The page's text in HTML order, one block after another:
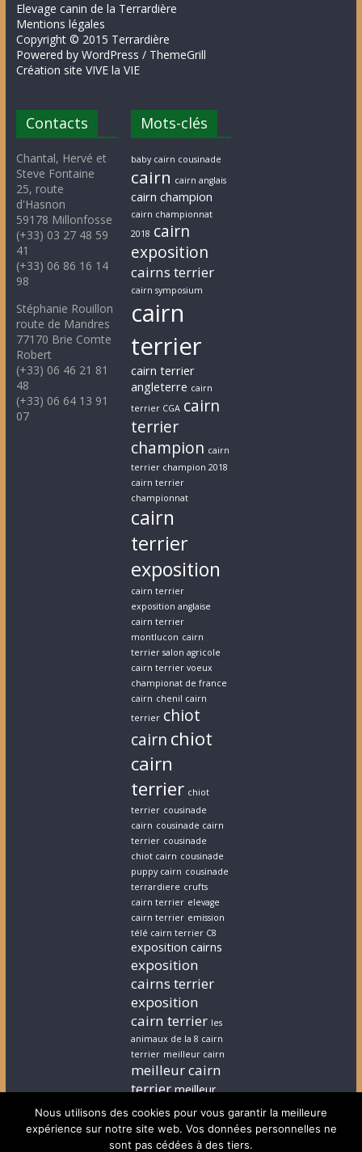
Elevage canin de la Terrardière
Mentions légales
Copyright © 2015 Terrardière
Powered by WordPress / ThemeGrill
Création site VIVE la VIE
Contacts
Chantal, Hervé et
Steve Fontaine
25, route
d'Hasnon
59178 Millonfosse
(+33) 03 27 48 59
41
(+33) 06 86 16 14
98
Stéphanie Rouillon
route de Mandres
77170 Brie Comte
Robert
(+33) 06 46 21 81
48
(+33) 06 64 13 91
07
Mots-clés
baby cairn cousinade
cairn cairn anglais
cairn champion
cairn championnat
2018 cairn
exposition
cairns terrier
cairn symposium
cairn
terrier
cairn terrier
angleterre cairn
terrier CGA cairn
terrier
champion cairn
terrier champion 2018
cairn terrier
championnat
cairn
terrier
exposition
cairn terrier
exposition anglaise
cairn terrier
montlucon cairn
terrier salon agricole
cairn terrier voeux
championat de france
cairn chenil cairn
terrier chiot
cairn chiot
cairn
terrier chiot
terrier cousinade
cairn cousinade cairn
terrier cousinade
chiot cairn cousinade
puppy cairn cousinade
terrardiere crufts
cairn terrier elevage
cairn terrier emission
télé cairn terrier C8
exposition cairns
exposition
cairns terrier
exposition
cairn terrier les
animaux de la 8 cairn
terrier meilleur cairn
meilleur cairn
terrier meilleur
elevage cairn
terrier
stephanie
cairn terrier
stephanie
Nous utilisons des cookies pour vous garantir la meilleure
expérience sur notre site web. Vos données personnelles ne
sont pas cédées à des tiers.